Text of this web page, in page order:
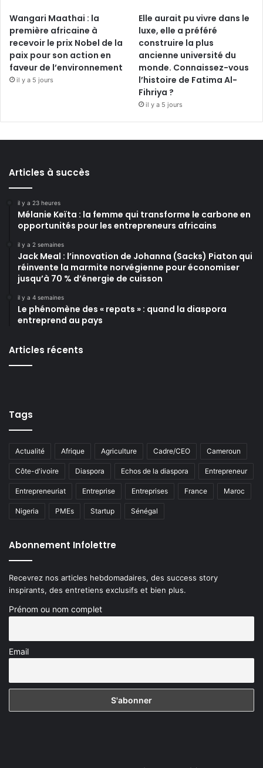
Wangari Maathai : la
première africaine à
recevoir le prix Nobel de la
paix pour son action en
faveur de l’environnement
il y a 5 jours
Elle aurait pu vivre dans le
luxe, elle a préféré
construire la plus
ancienne université du
monde. Connaissez-vous
l’histoire de Fatima Al-
Fihriya ?
il y a 5 jours
Articles à succès
il y a 23 heures
Mélanie Keïta : la femme qui transforme le carbone en
opportunités pour les entrepreneurs africains
il y a 2 semaines
Jack Meal : l’innovation de Johanna (Sacks) Piaton qui
réinvente la marmite norvégienne pour économiser
jusqu’à 70 % d’énergie de cuisson
il y a 4 semaines
Le phénomène des « repats » : quand la diaspora
entreprend au pays
Articles récents
Tags
Actualité Afrique Agriculture Cadre/CEO Cameroun
Côte-d'ivoire Diaspora Echos de la diaspora Entrepreneur
Entrepreneuriat Entreprise Entreprises France Maroc
Nigeria PMEs Startup Sénégal
Abonnement Infolettre
Recevrez nos articles hebdomadaires, des success story
inspirants, des entretiens exclusifs et bien plus.
Prénom ou nom complet
Email